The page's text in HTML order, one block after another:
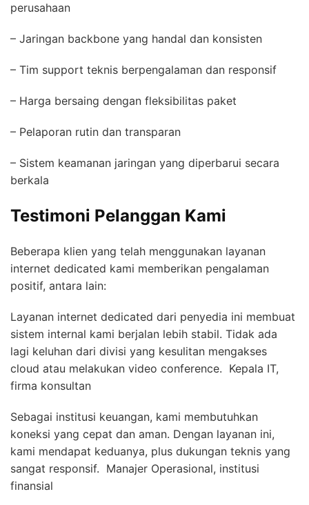
perusahaan
– Jaringan backbone yang handal dan konsisten
– Tim support teknis berpengalaman dan responsif
– Harga bersaing dengan fleksibilitas paket
– Pelaporan rutin dan transparan
– Sistem keamanan jaringan yang diperbarui secara
berkala
Testimoni Pelanggan Kami
Beberapa klien yang telah menggunakan layanan
internet dedicated kami memberikan pengalaman
positif, antara lain:
Layanan internet dedicated dari penyedia ini membuat
sistem internal kami berjalan lebih stabil. Tidak ada
lagi keluhan dari divisi yang kesulitan mengakses
cloud atau melakukan video conference.  Kepala IT,
firma konsultan
Sebagai institusi keuangan, kami membutuhkan
koneksi yang cepat dan aman. Dengan layanan ini,
kami mendapat keduanya, plus dukungan teknis yang
sangat responsif.  Manajer Operasional, institusi
finansial